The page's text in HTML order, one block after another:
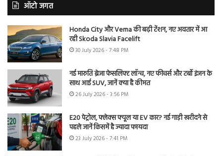
ऑटो जगत
Honda City और Verna की बढ़ी टेंशन, नए अवतार में आ
रही Skoda Slavia Facelift
30 July 2026 - 7:48 PM
नई मारुति ब्रेजा फेसलिफ्ट लॉन्च, नए फीचर्स और टर्बो इंजन के
साथ आई SUV, जानें क्या है कीमत
26 July 2026 - 3:56 PM
E20 पेट्रोल, फ्लेक्स फ्यूल या EV कार? नई गाड़ी खरीदने से
पहले जानें किसमें है ज्यादा फायदा
23 July 2026 - 7:41 PM